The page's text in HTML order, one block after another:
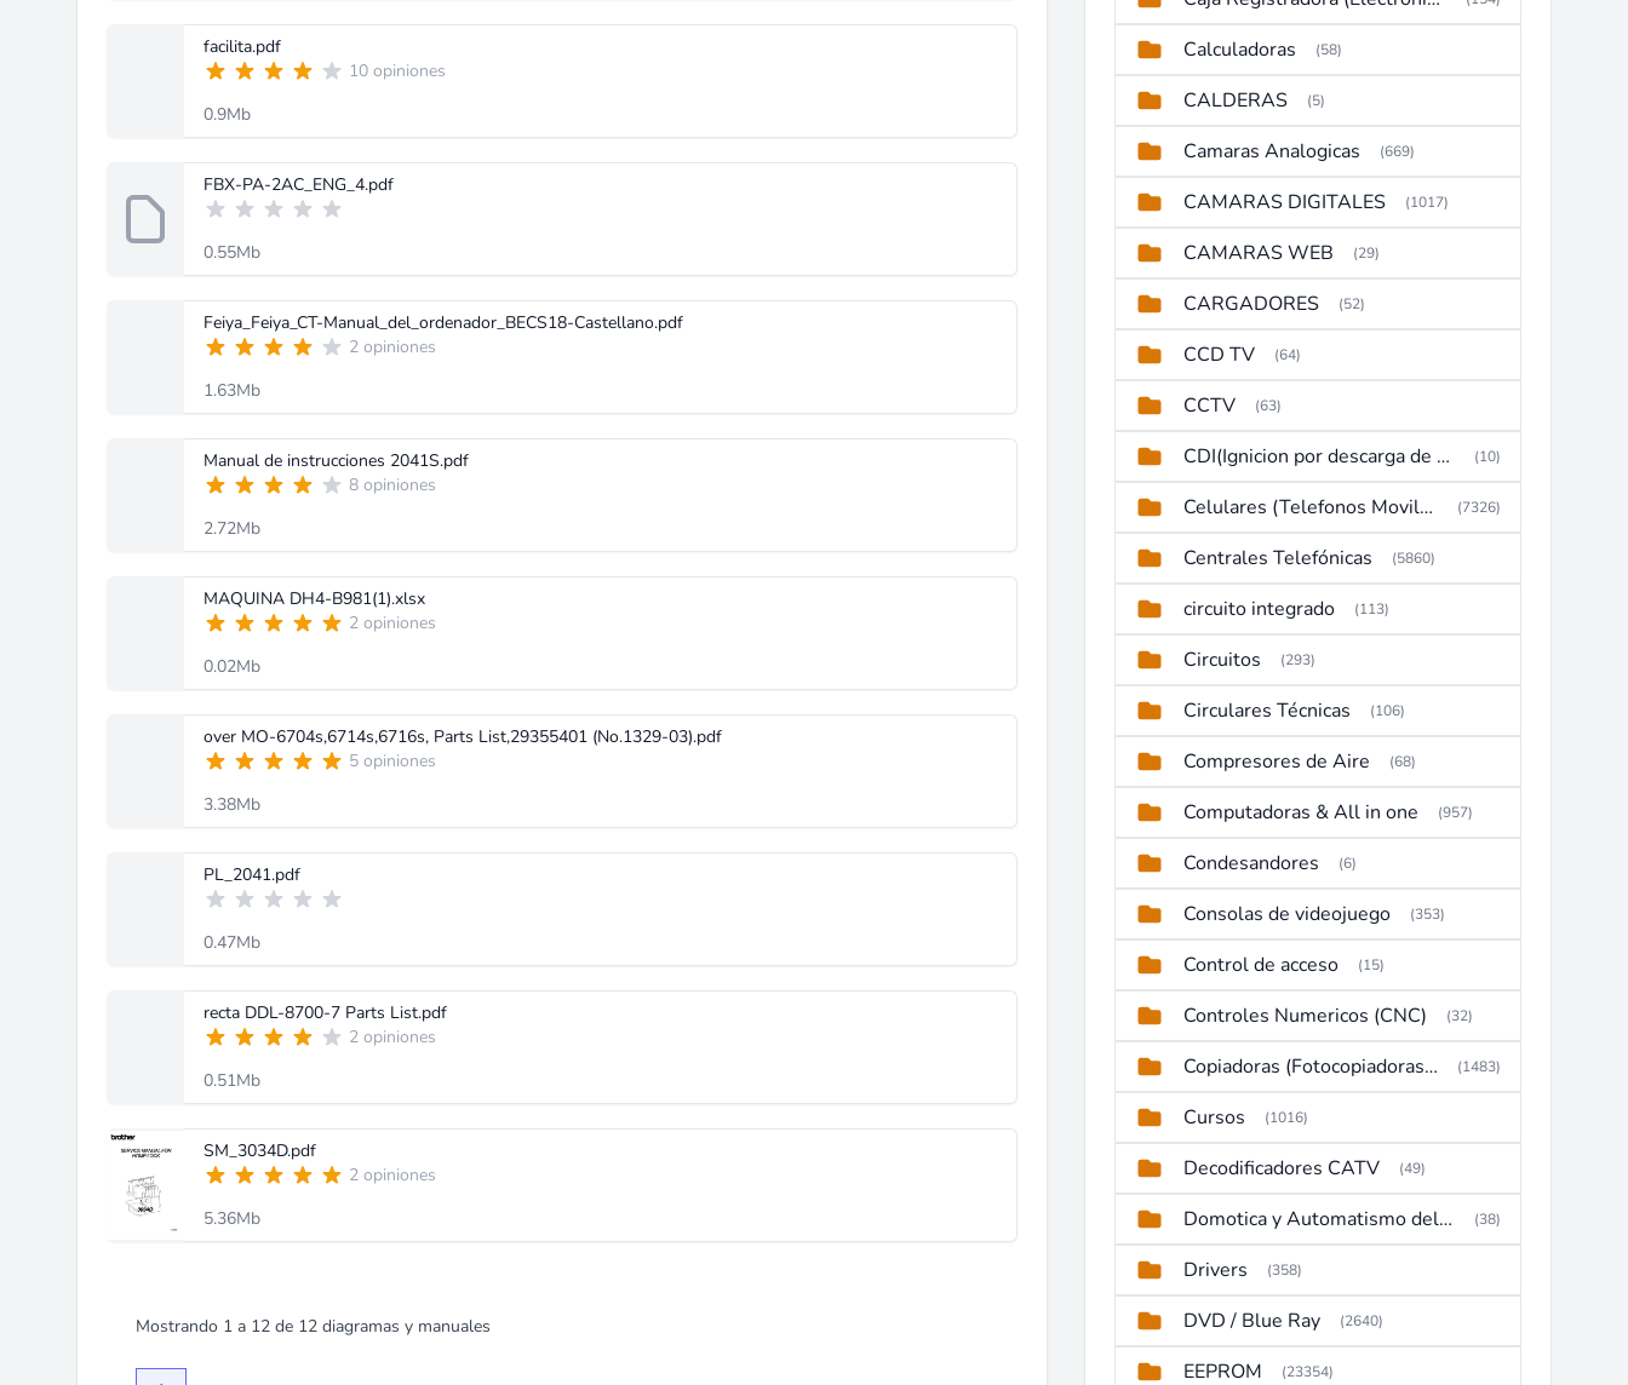
facilita.pdf
10 opiniones
0.9Mb
FBX-PA-2AC_ENG_4.pdf
0.55Mb
Feiya_Feiya_CT-Manual_del_ordenador_BECS18-Castellano.pdf
2 opiniones
1.63Mb
Manual de instrucciones 2041S.pdf
8 opiniones
2.72Mb
MAQUINA DH4-B981(1).xlsx
2 opiniones
0.02Mb
over MO-6704s,6714s,6716s, Parts List,29355401 (No.1329-03).pdf
5 opiniones
3.38Mb
PL_2041.pdf
0.47Mb
recta DDL-8700-7 Parts List.pdf
2 opiniones
0.51Mb
SM_3034D.pdf
2 opiniones
5.36Mb
Mostrando 1 a 12 de 12 diagramas y manuales
Calculadoras (58)
CALDERAS (5)
Camaras Analogicas (669)
CAMARAS DIGITALES (1017)
CAMARAS WEB (29)
CARGADORES (52)
CCD TV (64)
CCTV (63)
CDI(Ignicion por descarga de capacitor) (10)
Celulares (Telefonos Moviles) (7326)
Centrales Telefónicas (5860)
circuito integrado (113)
Circuitos (293)
Circulares Técnicas (106)
Compresores de Aire (68)
Computadoras & All in one (957)
Condesandores (6)
Consolas de videojuego (353)
Control de acceso (15)
Controles Numericos (CNC) (32)
Copiadoras (Fotocopiadoras, Multifunctions, Ploter, etc) (1483)
Cursos (1016)
Decodificadores CATV (49)
Domotica y Automatismo del hogar (38)
Drivers (358)
DVD / Blue Ray (2640)
EEPROM (23354)